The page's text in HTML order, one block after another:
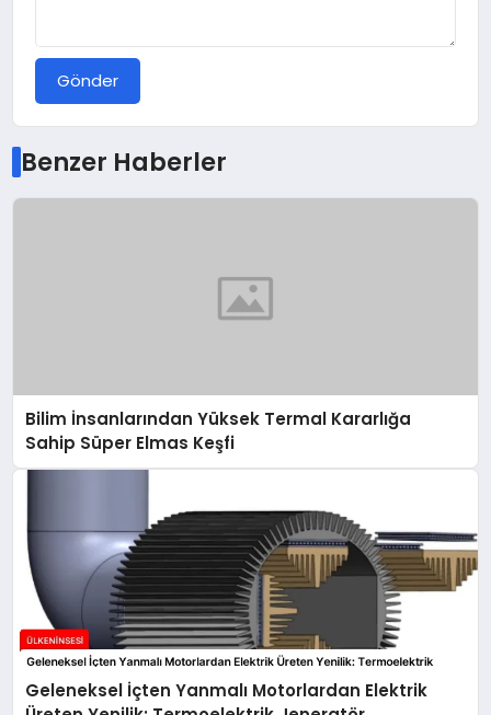
Gönder
Benzer Haberler
Bilim İnsanlarından Yüksek Termal Kararlığa
Sahip Süper Elmas Keşfi
Geleneksel İçten Yanmalı Motorlardan Elektrik